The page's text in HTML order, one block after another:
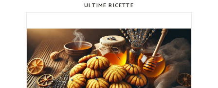
ULTIME RICETTE